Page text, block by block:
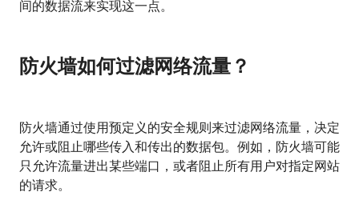
间的数据流来实现这一点。
防火墙如何过滤网络流量？
防火墙通过使用预定义的安全规则来过滤网络流量，决定
允许或阻止哪些传入和传出的数据包。例如，防火墙可能
只允许流量进出某些端口，或者阻止所有用户对指定网站
的请求。